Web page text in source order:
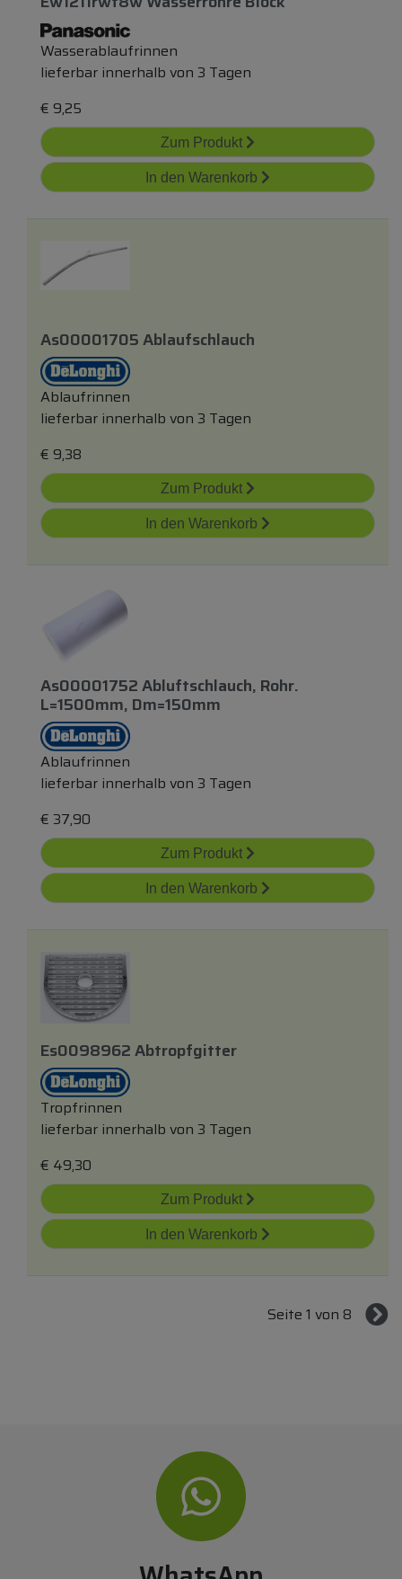
Wasserablaufrinnen
lieferbar innerhalb von 3 Tagen
€ 9,25
Zum Produkt
In den Warenkorb
As00001705 Ablaufschlauch
Ablaufrinnen
lieferbar innerhalb von 3 Tagen
€ 9,38
Zum Produkt
In den Warenkorb
As00001752 Abluftschlauch, Rohr.
L=1500mm, Dm=150mm
Ablaufrinnen
lieferbar innerhalb von 3 Tagen
€ 37,90
Zum Produkt
In den Warenkorb
Es0098962 Abtropfgitter
Tropfrinnen
lieferbar innerhalb von 3 Tagen
€ 49,30
Zum Produkt
In den Warenkorb
Seite 1 von 8